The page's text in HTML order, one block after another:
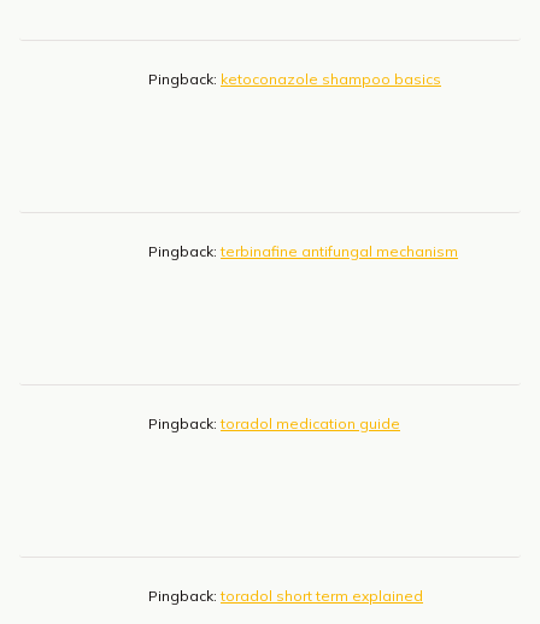
Pingback: ketoconazole shampoo basics
Pingback:terbinafine antifungal mechanism
Pingback:toradol medication guide
Pingback:toradol short term explained